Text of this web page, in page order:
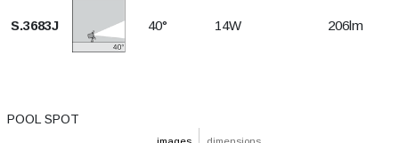
S.3683J 40° 14W 206lm
POOL SPOT